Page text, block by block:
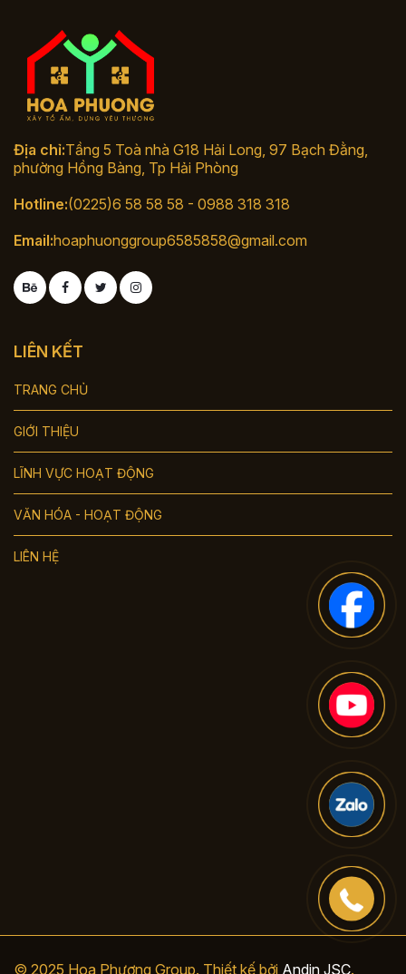
Địa chỉ:Tầng 5 Toà nhà G18 Hải Long, 97 Bạch Đằng,
phường Hồng Bàng, Tp Hải Phòng
Hotline:(0225)6 58 58 58 - 0988 318 318
Email:hoaphuonggroup6585858@gmail.com
LIÊN KẾT
TRANG CHỦ
GIỚI THIỆU
LĨNH VỰC HOẠT ĐỘNG
VĂN HÓA - HOẠT ĐỘNG
LIÊN HỆ
© 2025 Hoa Phượng Group. Thiết kế bởi Andin JSC.